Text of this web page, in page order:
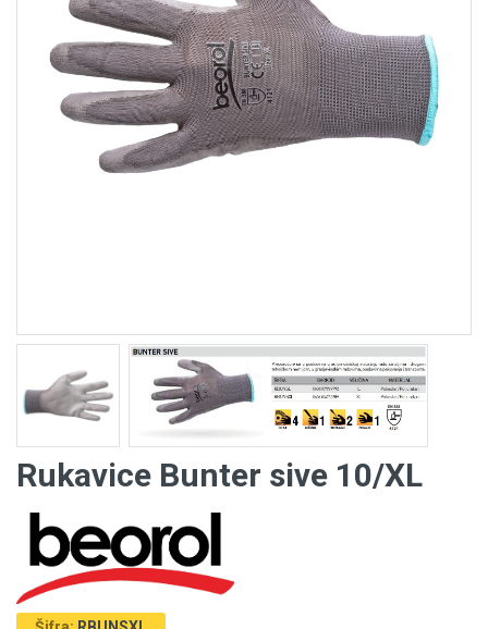
Rukavice Bunter sive 10/XL